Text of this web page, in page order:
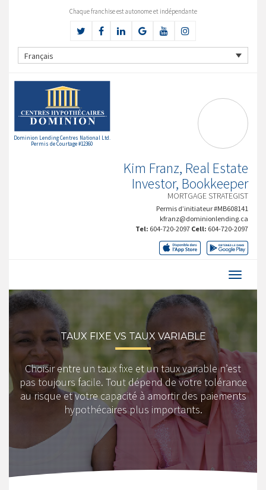
Chaque franchise est autonome et indépendante
Français
Dominion Lending Centres National Ltd.
Permis de Courtage #12360
Kim Franz, Real Estate
Investor, Bookkeeper
MORTGAGE STRATEGIST
Permis d’initiateur #MB608141
kfranz@dominionlending.ca
Tel: 604-720-2097 Cell: 604-720-2097
TAUX FIXE VS TAUX VARIABLE
Choisir entre un taux fixe et un taux variable n’est
pas toujours facile. Tout dépend de votre tolérance
au risque et votre capacité à amortir des paiements
hypothécaires plus importants.